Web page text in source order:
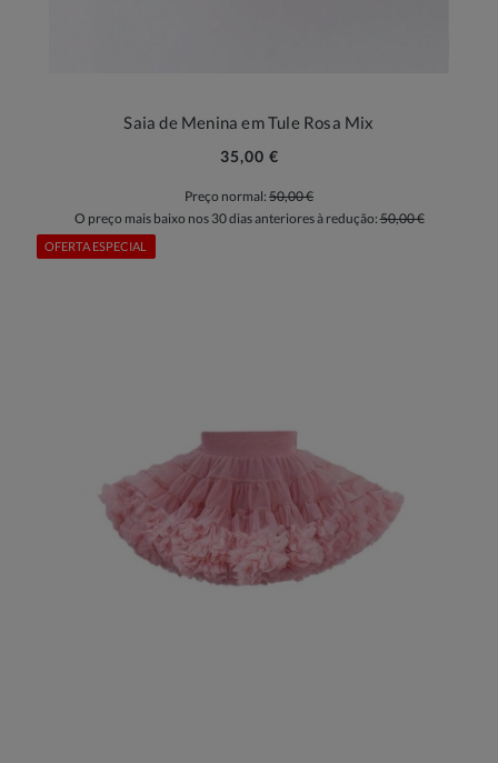
Saia de Menina em Tule Rosa Mix
35,00 €
Preço normal: 50,00 €
O preço mais baixo nos 30 dias anteriores à redução:50,00 €
OFERTA ESPECIAL